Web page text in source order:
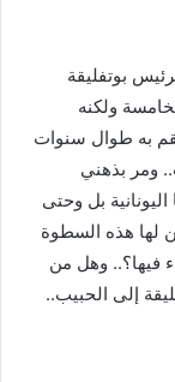
بوتفليقة
ولكنه
به طوال سنوات
ومر بذهني
بل وحتى
لها هذه السطوة
فيها؟.. وهل من
إلى الحبيب..